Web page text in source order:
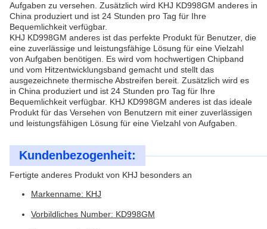
Aufgaben zu versehen. Zusätzlich wird KHJ KD998GM anderes in
China produziert und ist 24 Stunden pro Tag für Ihre
Bequemlichkeit verfügbar.
KHJ KD998GM anderes ist das perfekte Produkt für Benutzer, die
eine zuverlässige und leistungsfähige Lösung für eine Vielzahl
von Aufgaben benötigen. Es wird vom hochwertigen Chipband
und vom Hitzentwicklungsband gemacht und stellt das
ausgezeichnete thermische Abstreifen bereit. Zusätzlich wird es
in China produziert und ist 24 Stunden pro Tag für Ihre
Bequemlichkeit verfügbar. KHJ KD998GM anderes ist das ideale
Produkt für das Versehen von Benutzern mit einer zuverlässigen
und leistungsfähigen Lösung für eine Vielzahl von Aufgaben.
Kundenbezogenheit:
Fertigte anderes Produkt von KHJ besonders an
Markenname: KHJ
Vorbildliches Number: KD998GM